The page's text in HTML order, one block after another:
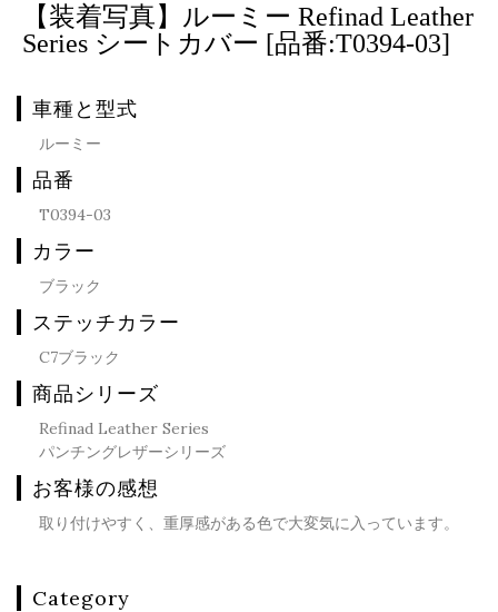
【装着写真】ルーミー Refinad Leather
Series シートカバー [品番:T0394-03]
車種と型式
ルーミー
品番
T0394-03
カラー
ブラック
ステッチカラー
C7ブラック
商品シリーズ
Refinad Leather Series
パンチングレザーシリーズ
お客様の感想
取り付けやすく、重厚感がある色で大変気に入っています。
Category